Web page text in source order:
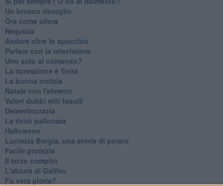
Un brusco risveglio
Ora come allora
Nequizia
Andare oltre lo specchio
Parlare con la televisione
Uno solo al comando?
La ricreazione è finita
La buona notizia
Natale con l'elmetto
Valori dubbi miti fasulli
Demeritocrazia
La tivvù pallonara
Halloween
​Lucrezia Borgia, una storia di potere
Facile profezia
Il terzo compito
L'abiura di Galileo
Fu vera gloria?